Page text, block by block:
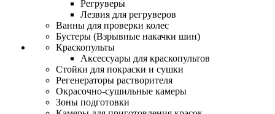
Регруверы
Лезвия для регруверов
Ванны для проверки колес
Бустеры (Взрывные накачки шин)
Краскопульты
Аксессуары для краскопультов
Стойки для покраски и сушки
Регенераторы растворителя
Окрасочно-сушильные камеры
Зоны подготовки